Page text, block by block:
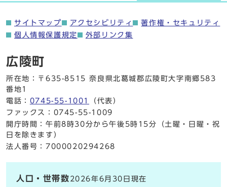
サイトマップ アクセシビリティ
著作権・セキュリティ
個人情報保護規定
外部リンク集
広陵町
所在地：〒635-8515 奈良県北葛城郡広陵町大字南郷583
番地1
電話： 0745-55-1001
（代表）
ファックス：0745-55-1009
開庁時間：午前8時30分から午後5時15分（土曜・日曜・祝
日を除きます）
法人番号：7000020294268
人口・世帯数 2026年6月30日現在